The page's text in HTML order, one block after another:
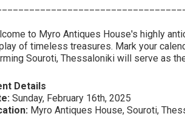
to Myro Antiques House's highly
of timeless treasures. Mark your
Souroti, Thessaloniki will serve as
Details
Sunday, February 16th, 2025
Myro Antiques House, Souroti,